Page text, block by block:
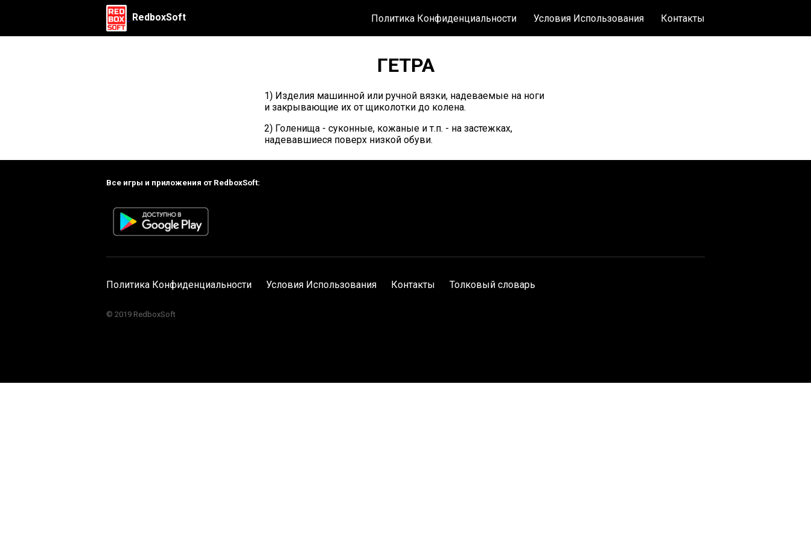
RedboxSoft Политика Конфиденциальности Условия Использования Контакты
ГЕТРА
1) Изделия машинной или ручной вязки, надеваемые на ноги
и закрывающие их от щиколотки до колена.
2) Голенища - суконные, кожаные и т.п. - на застежках,
надевавшиеся поверх низкой обуви.
Все игры и приложения от RedboxSoft:
Политика Конфиденциальности Условия Использования Контакты Толковый словарь
© 2019 RedboxSoft